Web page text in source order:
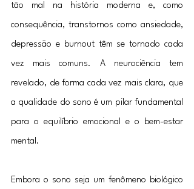
tão mal na história moderna e, como
consequência, transtornos como ansiedade,
depressão e burnout têm se tornado cada
vez mais comuns. A neurociência tem
revelado, de forma cada vez mais clara, que
a qualidade do sono é um pilar fundamental
para o equilíbrio emocional e o bem-estar
mental.
Embora o sono seja um fenômeno biológico